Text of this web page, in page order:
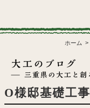
ホーム
O様邸基礎工事